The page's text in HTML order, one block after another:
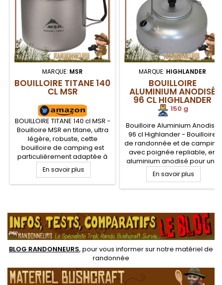
MARQUE: MSR
BOUILLOIRE TITANE 140
CL MSR
BOUILLOIRE TITANE 140 cl MSR -
Bouilloire MSR en titane, ultra
légère, robuste, cette
bouilloire de camping est
particulièrement adaptée à
la randonnée légère.
Bouilloire Titane MSR
polyvalente pour servir de
d'intégrer une tasse titane
MSR ou bien un réchaud
Pocket rocket avec sa...
En savoir plus
MARQUE: HIGHLANDER
BOUILLOIRE
ALUMINIUM ANODISÉ
96 CL HIGHLANDER
150 g
Bouilloire Aluminium Anodisé
96 cl Highlander - Bouilloire
de randonnée et de camping
avec poignée repliable, en
aluminium anodisé pour une
plus grande légèreté et
résistance, volume utile de 96
cl. Poids plume de 150 g.
bouilloire alu légère et
compacte
En savoir plus
BLOG RANDONNEURS, pour vous informer sur notre matériel de
randonnée